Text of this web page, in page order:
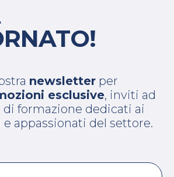
newsletter per
esclusive, inviti ad
di formazione dedicati ai
appassionati del settore.